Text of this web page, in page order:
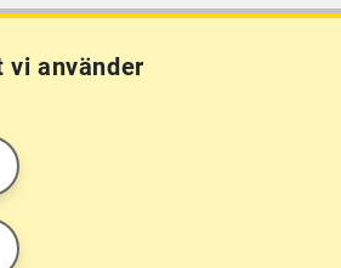
använder